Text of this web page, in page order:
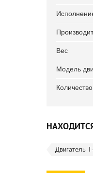
Вес
Модель
Двигатель